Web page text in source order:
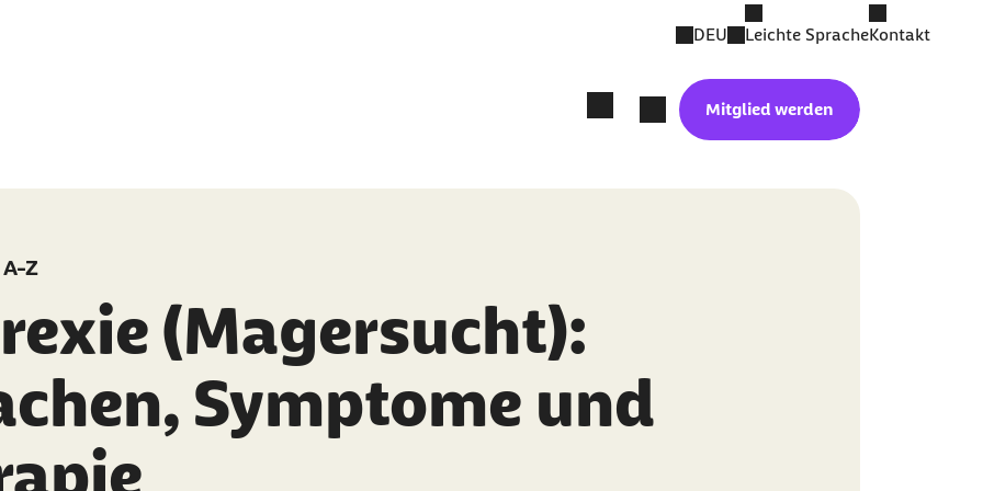
DEU Leichte SpracheKontakt
Mitglied werden
Z
(Magersucht):
Symptome und